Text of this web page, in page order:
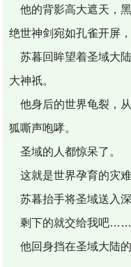
他的背影高大遮天，
绝世神剑宛如孔雀开屏
苏暮回眸望着圣域大
大神祇。
他身后的世界龟裂，
狐嘶声咆哮。
圣域的人都惊呆了。
这就是世界孕育的灾
苏暮抬手将圣域送入深
剩下的就交给我吧……
他回身挡在圣域大陆